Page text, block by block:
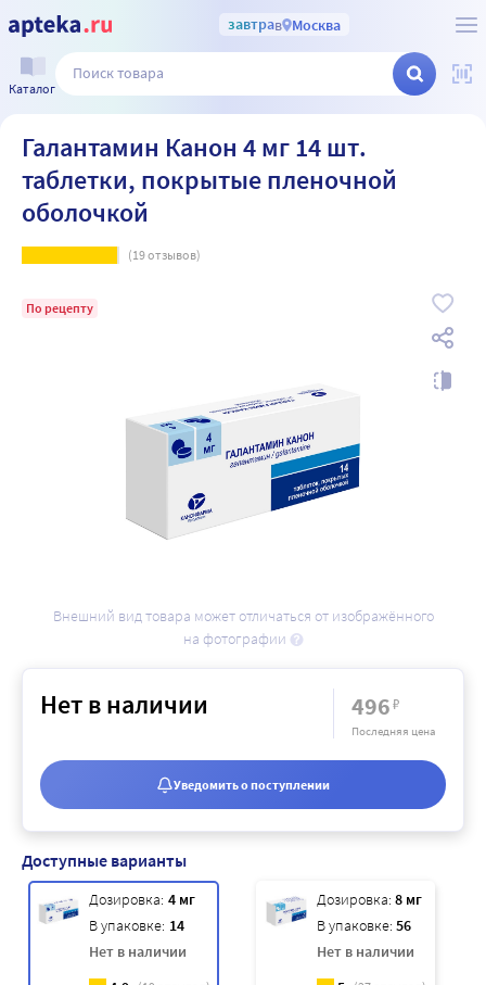
завтрав Москва
Каталог
Галантамин Канон 4 мг 14 шт.
таблетки, покрытые пленочной
оболочкой
(19отзывов)
По рецепту
Внешний вид товара может отличаться от изображённого
на фотографии
Доступные варианты
Дозировка: 4 мг
В упаковке: 14
Нет в наличии
Дозировка: 8 мг
В упаковке: 56
Нет в наличии
Нет в наличии 496₽
Последняя цена
Уведомить о поступлении